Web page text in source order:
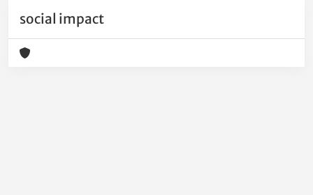
social impact